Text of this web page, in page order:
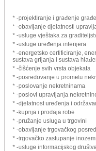
* -projektiranje i građenje
* -obavljanje djelatnosti
* -usluge vještaka za
* -usluge uređenja interijera
* -energetsko certificiranje,
sustava grijanja i sustava
* -čišćenje svih vrsta objekata
* -posredovanje u prometu
* -poslovanje nekretninama
* -poslovi upravljanja
* -djelatnost uređenja i
* -kupnja i prodaja robe
* -pružanje usluga u trgovini
* -obavljanje trgovačkog
* -trgovačko zastupanje
* -usluge informacijskog društva